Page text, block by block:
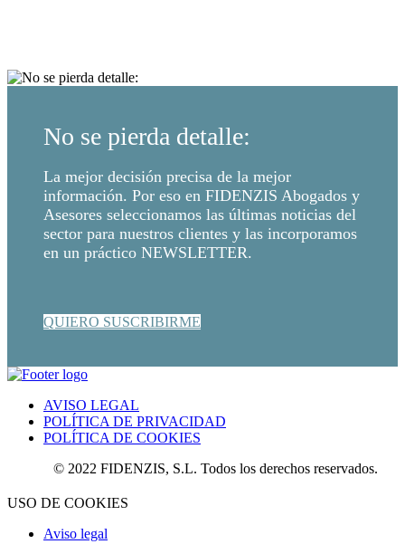
No se pierda detalle:
La mejor decisión precisa de la mejor
información. Por eso en FIDENZIS Abogados y
Asesores seleccionamos las últimas noticias del
sector para nuestros clientes y las incorporamos
en un práctico NEWSLETTER.
QUIERO SUSCRIBIRME
AVISO LEGAL
POLÍTICA DE PRIVACIDAD
POLÍTICA DE COOKIES
© 2022 FIDENZIS, S.L. Todos los derechos reservados.
USO DE COOKIES
Aviso legal